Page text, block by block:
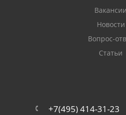
Сельское строительство.
ворота. Вместе с
формирует прочные
Вакансии
Новости
Вопрос-
Статьи
+7(495) 414-31-23